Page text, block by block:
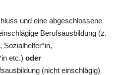
und eine abgeschlossene
Berufsausbildung (z.
Sozialhelfer*in,
etc.)oder
(nicht einschlägig)